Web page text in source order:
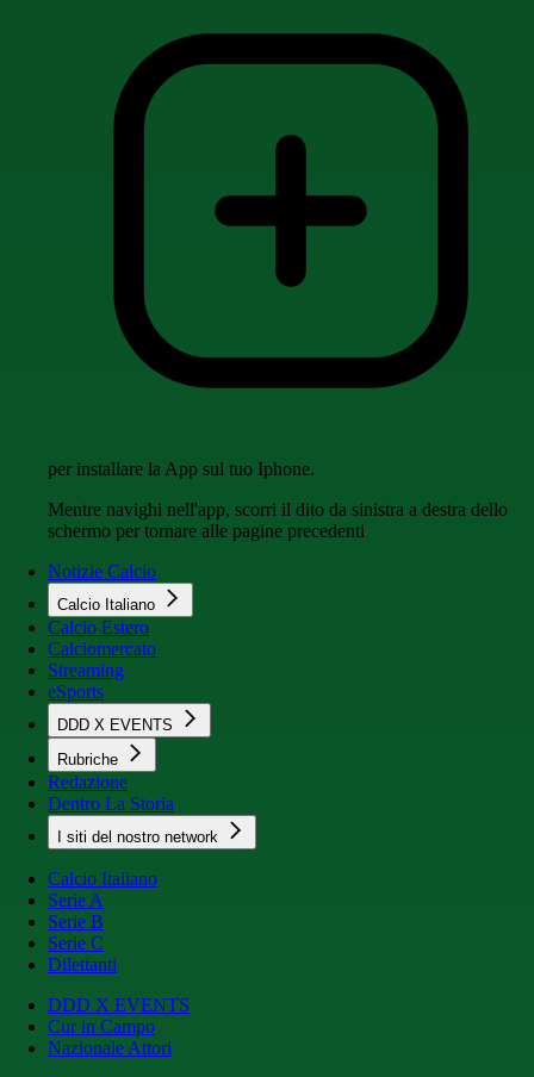
per installare la App sul tuo Iphone.
Mentre navighi nell'app, scorri il dito da sinistra a destra dello
schermo per tornare alle pagine precedenti
Notizie Calcio
Calcio Italiano
Calcio Estero
Calciomercato
Streaming
eSports
DDD X EVENTS
Rubriche
Redazione
Dentro La Storia
I siti del nostro network
Calcio Italiano
Serie A
Serie B
Serie C
Dilettanti
DDD X EVENTS
Cur in Campo
Nazionale Attori